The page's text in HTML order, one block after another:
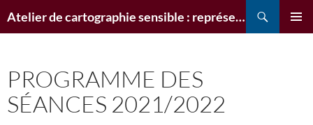
Atelier de cartographie sensible : représenter la perception de l'espace
PROGRAMME DES
SÉANCES 2021/2022